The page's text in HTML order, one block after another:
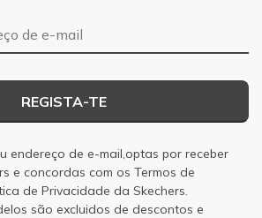
REGISTA-TE
endereço de e-mail,optas por receber
e concordas com os Termos de
de Privacidade da Skechers.
são excluidos de descontos e